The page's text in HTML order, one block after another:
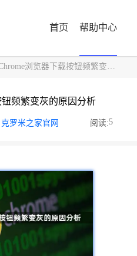
首页 帮助中心
浏览器下载按钮频繁变灰的原因分析
频繁变灰的原因分析
克罗米之家官网 阅读:5